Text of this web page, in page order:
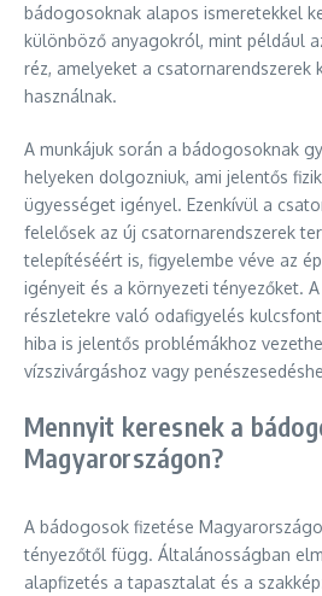
bádogosoknak alapos ismeretekkel
különböző anyagokról, mint például
réz, amelyeket a csatornarendszerek
használnak.
A munkájuk során a bádogosoknak
helyeken dolgozniuk, ami jelentős
ügyességet igényel. Ezenkívül a
felelősek az új csatornarendszerek
telepítéséért is, figyelembe véve az
igényeit és a környezeti tényezőket.
részletekre való odafigyelés
hiba is jelentős problémákhoz
vízszivárgáshoz vagy
Mennyit keresnek a
Magyarországon?
A bádogosok fizetése
tényezőtől függ. Általánosságban
alapfizetés a tapasztalat és a